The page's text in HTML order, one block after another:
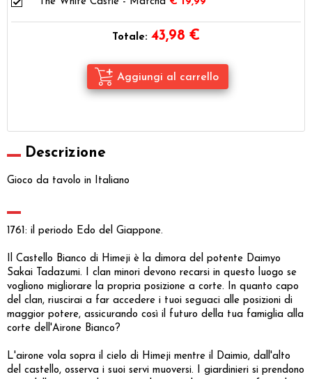
Totale: 43,98 €
Descrizione
Gioco da tavolo in Italiano
1761: il periodo Edo del Giappone.
Il Castello Bianco di Himeji è la dimora del potente Daimyo
Sakai Tadazumi. I clan minori devono recarsi in questo luogo se
vogliono migliorare la propria posizione a corte. In quanto capo
del clan, riuscirai a far accedere i tuoi seguaci alle posizioni di
maggior potere, assicurando così il futuro della tua famiglia alla
corte dell'Airone Bianco?
L'airone vola sopra il cielo di Himeji mentre il Daimio, dall'alto
del castello, osserva i suoi servi muoversi. I giardinieri si prendono